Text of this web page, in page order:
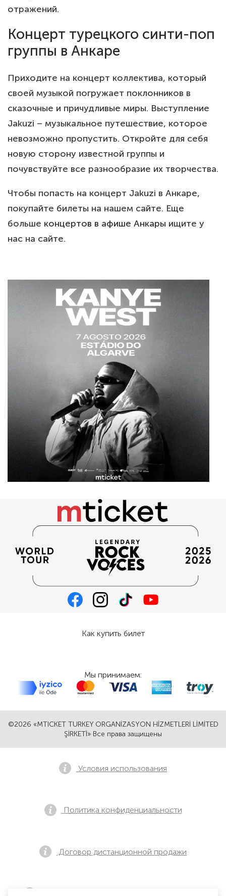
отражений.
Концерт турецкого синти-поп
группы в Анкаре
Приходите на концерт коллектива, который
своей музыкой погружает поклонников в
сказочные и причудливые миры. Выступление
Jakuzi – музыкальное путешествие, которое
невозможно пропустить. Откройте для себя
новую сторону известной группы и
почувствуйте все разнообразие их творчества.
Чтобы попасть на концерт Jakuzi в Анкаре,
покупайте билеты на нашем сайте. Еще
больше концертов в афише Анкары ищите у
нас на сайте.
©2026 «MTICKET TURKEY ORGANİZASYON HİZMETLERİ LİMİTED
ŞİRKETİ» Все права защищены
Как купить билет
Мы принимаем:
Условия использования
Политика конфиденциальности
Договор дистанционной продажи